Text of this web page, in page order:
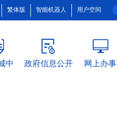
繁体版 智能机器人 用户空间
中 政府信息公开 网上办事